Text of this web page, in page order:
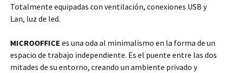
Totalmente equipadas con ventilación, conexiones USB y
Lan, luz de led.
MICROOFFICE es una oda al minimalismo en la forma de un
espacio de trabajo independiente. Es el puente entre las dos
mitades de su entorno, creando un ambiente privado y